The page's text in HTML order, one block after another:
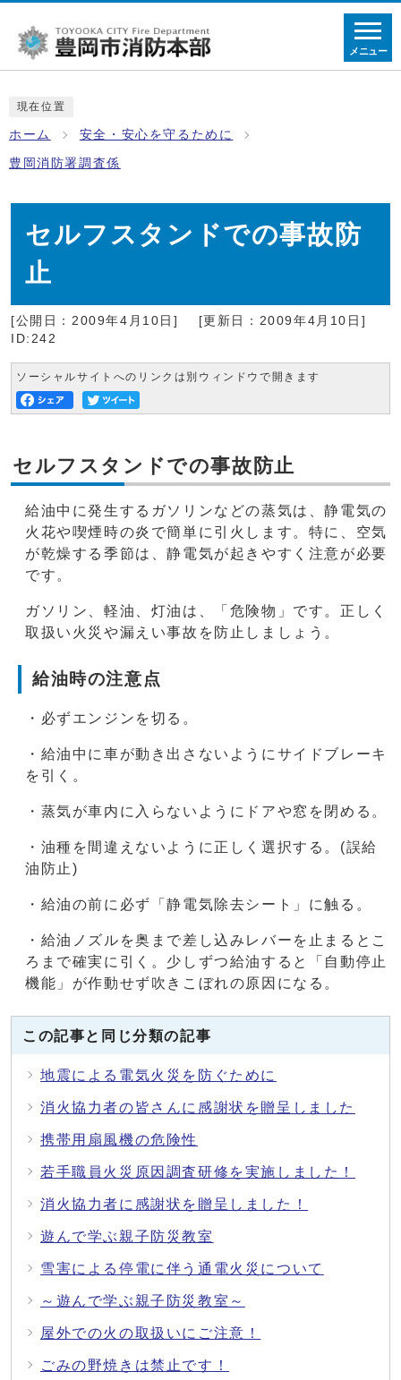
メニュー
現在位置
ホーム 安全・安心を守るために
豊岡消防署調査係
セルフスタンドでの事故防
止
[公開日：2009年4月10日]
[更新日：2009年4月10日]
ID:242
ソーシャルサイトへのリンクは別ウィンドウで開きます
セルフスタンドでの事故防止
給油中に発生するガソリンなどの蒸気は、静電気の
火花や喫煙時の炎で簡単に引火します。特に、空気
が乾燥する季節は、静電気が起きやすく注意が必要
です。
ガソリン、軽油、灯油は、「危険物」です。正しく
取扱い火災や漏えい事故を防止しましょう。
給油時の注意点
・必ずエンジンを切る。
・給油中に車が動き出さないようにサイドブレーキ
を引く。
・蒸気が車内に入らないようにドアや窓を閉める。
・油種を間違えないように正しく選択する。(誤給
油防止)
・給油の前に必ず「静電気除去シート」に触る。
・給油ノズルを奥まで差し込みレバーを止まるとこ
ろまで確実に引く。少しずつ給油すると「自動停止
機能」が作動せず吹きこぼれの原因になる。
この記事と同じ分類の記事
地震による電気火災を防ぐために
消火協力者の皆さんに感謝状を贈呈しました
携帯用扇風機の危険性
若手職員火災原因調査研修を実施しました！
消火協力者に感謝状を贈呈しました！
遊んで学ぶ親子防災教室
雪害による停電に伴う通電火災について
～遊んで学ぶ親子防災教室～
屋外での火の取扱いにご注意！
ごみの野焼きは禁止です！